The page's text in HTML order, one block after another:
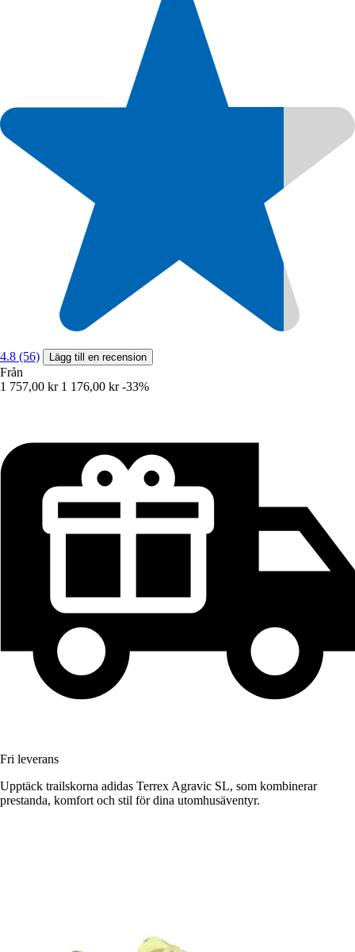
4.8 (56) Lägg till en recension
Från
1 757,00 kr 1 176,00 kr -33%
Fri leverans
Upptäck trailskorna adidas Terrex Agravic SL, som kombinerar
prestanda, komfort och stil för dina utomhusäventyr.